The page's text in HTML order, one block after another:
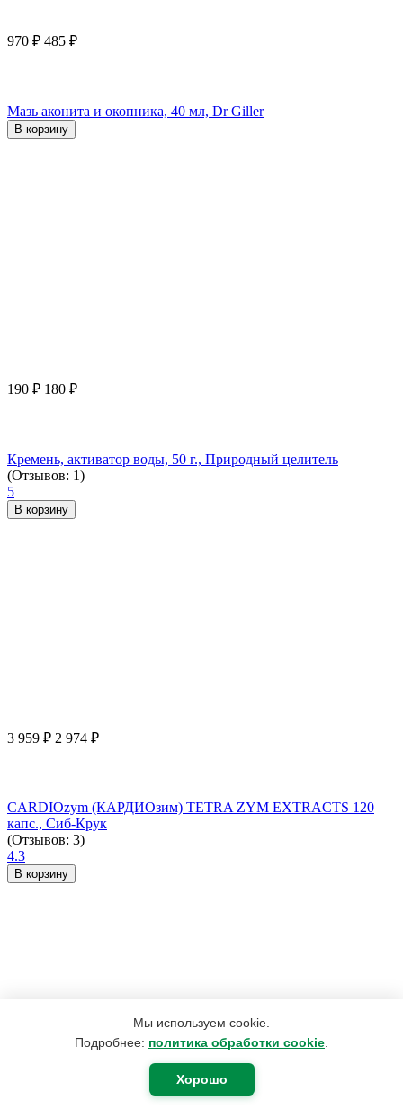
Мы используем cookie.
Подробнее: политика обработки cookie
Хорошо
970 ₽ 485 ₽
Мазь аконита и окопника, 40 мл, Dr Giller
В корзину
190 ₽ 180 ₽
Кремень, активатор воды, 50 г., Природный целитель
(Отзывов: 1)
5
В корзину
3 959 ₽ 2 974 ₽
CARDIOzym (КАРДИОзим) TETRA ZYM EXTRACTS 120
капс., Сиб-Крук
(Отзывов: 3)
4.3
В корзину